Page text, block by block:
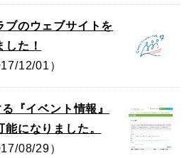
ブのウェブサイトを
した！
12/01）
『イベント情報』
になりました。
08/29）